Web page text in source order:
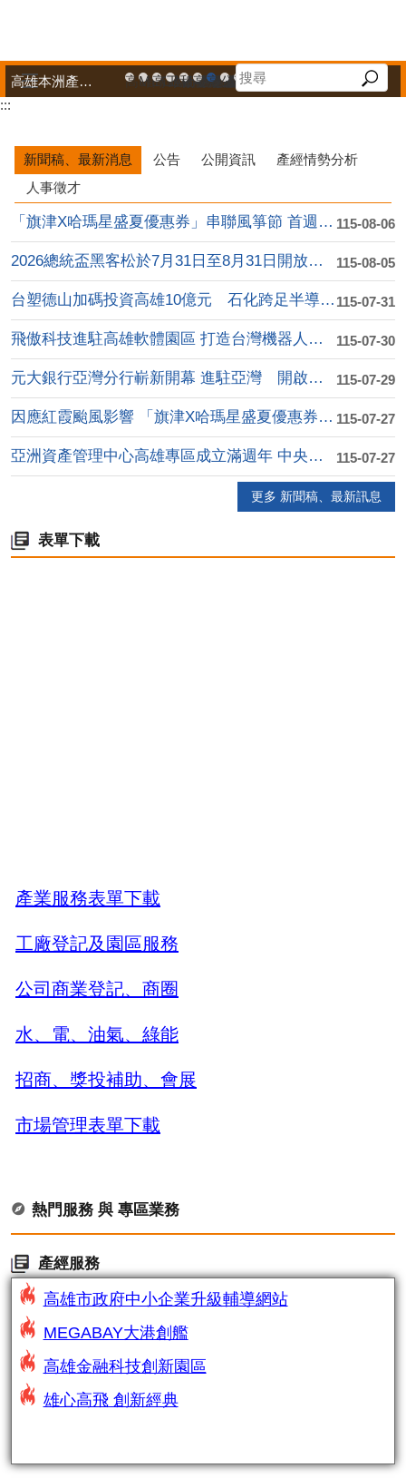
高雄市政府中小企業升級輔導網站
MEGABAY大港創艦
高雄金融科技創新園區
工廠登記線上申辦系統
和發產業園區
高雄工業資訊平台
高雄本洲產業園區服務中心
公司、商業登記主題網
高雄市友善商家
高雄市政府經濟發展局-
工業管線防災教育資
高雄市綠能管理資
高雄市綠能管理
高雄淨零商轉
高雄招商網
高雄會展網
專刊『
雄心
「我
高雄本洲產業園區服務中心
:::
新聞稿、最新消息 公告 公開資訊
產經情勢分析
人事徵才
115-08-06
「旗津X哈瑪星盛夏優惠券」串聯風箏節 首週吸引逾....
115-08-05
2026總統盃黑客松於7月31日至8月31日開放徵....
115-07-31
台塑德山加碼投資高雄10億元 石化跨足半導體高值化....
115-07-30
飛傲科技進駐高雄軟體園區 打造台灣機器人產業自動化....
115-07-29
元大銀行亞灣分行嶄新開幕 進駐亞灣 開啟高資產金融....
115-07-27
因應紅霞颱風影響 「旗津X哈瑪星盛夏優惠券」延後至....
115-07-27
亞洲資產管理中心高雄專區成立滿週年 中央地方攜手 ....
更多 新聞稿、最新訊息
表單下載
產業服務表單下載
工廠登記及園區服務
公司商業登記、商圈
水、電、油氣、綠能
招商、獎投補助、會展
市場管理表單下載
熱門服務 與 專區業務
產經服務
高雄市政府中小企業升級輔導網站
MEGABAY大港創艦
高雄金融科技創新園區
雄心高飛 創新經典